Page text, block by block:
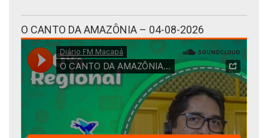
O CANTO DA AMAZÔNIA – 04-08-2026